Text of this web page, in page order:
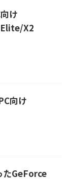
け
X2
向け
たGeForce